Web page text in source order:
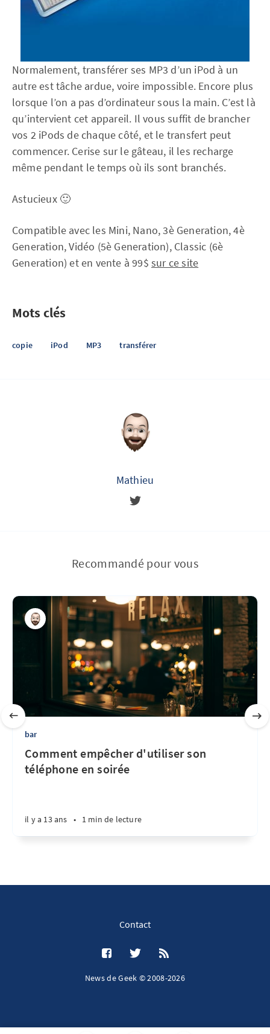
Normalement, transférer ses MP3 d’un iPod à un
autre est tâche ardue, voire impossible. Encore plus
lorsque l’on a pas d’ordinateur sous la main. C’est là
qu’intervient cet appareil. Il vous suffit de brancher
vos 2 iPods de chaque côté, et le transfert peut
commencer. Cerise sur le gâteau, il les recharge
même pendant le temps où ils sont branchés.
Astucieux 🙂
Compatible avec les Mini, Nano, 3è Generation, 4è
Generation, Vidéo (5è Generation), Classic (6è
Generation) et en vente à 99$ sur ce site
Mots clés
copie iPod MP3 transférer
Mathieu
Recommandé pour vous
bar
Comment empêcher d'utiliser son
téléphone en soirée
il y a 13 ans • 1 min de lecture
Contact
News de Geek © 2008-2026